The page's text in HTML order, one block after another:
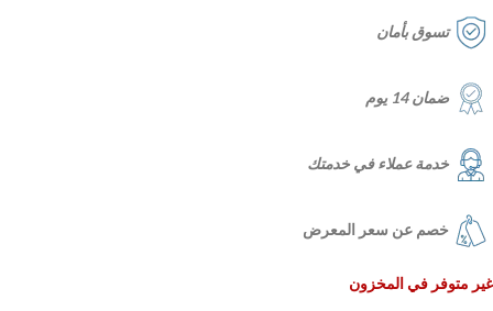
تسوق بأمان
ضمان 14 يوم
خدمة عملاء في خدمتك
خصم عن سعر المعرض
غير متوفر في المخزون